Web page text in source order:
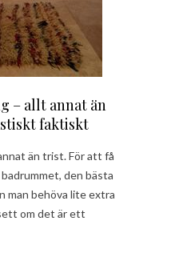
– allt annat än
faktiskt
än trist. För att få
den bästa
man behöva lite extra
om det är ett